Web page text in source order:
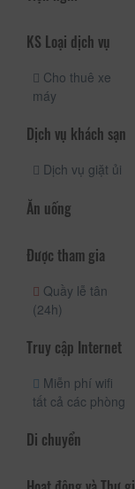
KS Loại dịch vụ
Cho thuê xe
máy
Dịch vụ khách sạn
Dịch vụ giặt ủi
Ăn uống
Được tham gia
Quầy lễ tân
(24h)
Truy cập Internet
Miễn phí wifi
tất cả các phòng
Di chuyển